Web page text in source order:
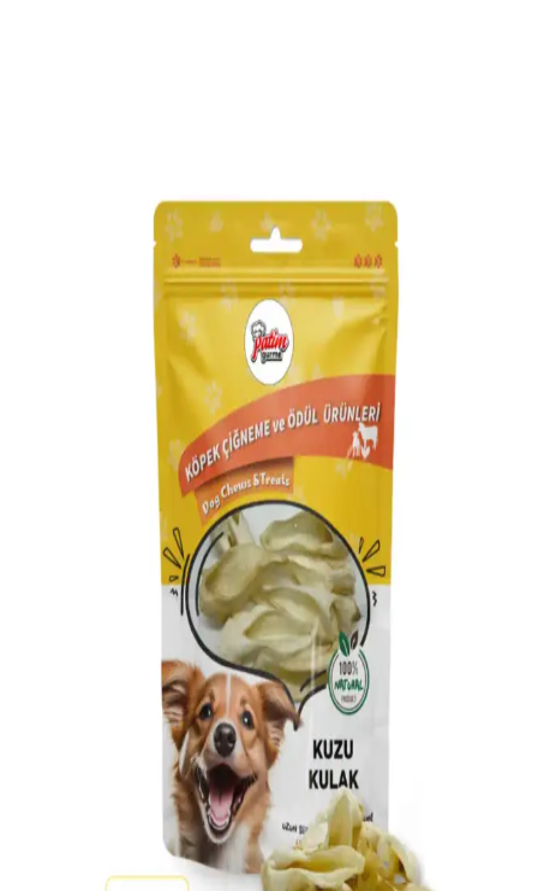
beslenme sağlayan ürünler tercih edilmelidir.
Flexi Life Plus ve Flexi Life Ürünleri Arasındaki
Farklar ve Kullanım Alanları
Flexi markası, dayanıklı köpek tasması ve eğitim teknolojileriyle öne
çıkıyor. Ürünler, kullanım alanlarına göre farklı özellikler ve
avantajlar sunar, kullanıcıların ihtiyaçlarına uygun çözümler sağlar.
Evcil Hayvanlar İçin Tuvalet Pedleri Çeşitleri ve
Seçim Kriterleri
Evcil hayvanlar için hijyenik ve pratik tuvalet pedleri çeşitli emicilik,
koku kontrolü ve boyut seçenekleriyle sunuluyor. Doğru ped seçimi,
hijyen ve konfor sağlar.
Pet Tuvalet Pedleri: Özellikleri ve Evcil Hayvan
Bakımında Dikkat Edilmesi Gerekenler
Pet tuvalet pedleri, hijyen ve konfor sağlar. Emicilik, koku kontrolü
ve dayanıklılık gibi kriterler ürün seçiminde önemlidir. Maxwell
Mavell markası hakkında bilgi bulunmamaktadır.
Maxwell Mavell Flexi Life Evcil Hayvan Tuvalet
Pedleri: Hijyen ve Kullanım Kolaylığı
Maxwell Mavell Flexi Life evcil hayvan tuvalet pedleri, farklı boyut
ve özellikleriyle hijyenik, kullanışlı ve taşınabilir çözümler sunar.
Temizlik ve hijyen standartlarını kolayca sağlar.